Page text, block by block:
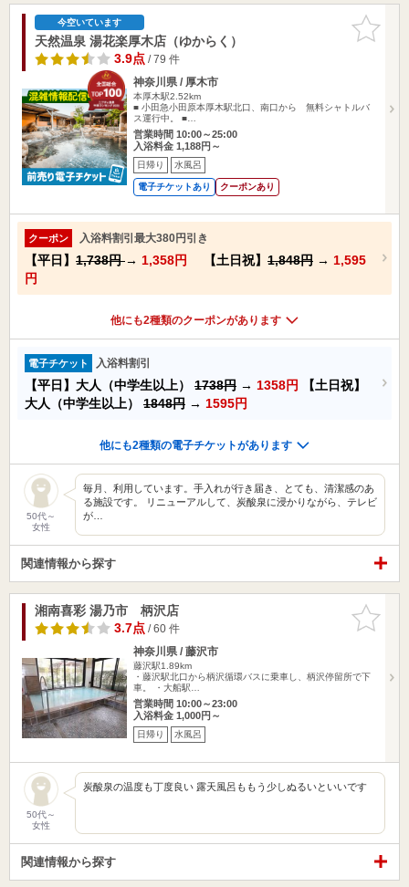
お気に入
りに追加
今空いています
天然温泉 湯花楽厚木店（ゆからく）
3.9点/ 79 件
神奈川県 / 厚木市
本厚木駅2.52km
■ 小田急小田原本厚木駅北口、南口から 無料シャトルバ
ス運行中。 ■…
営業時間 10:00～25:00
入浴料金 1,188円～
日帰り 水風呂
電子チケットあり クーポンあり
クーポン 入浴料割引最大380円引き
【平日】 1,738円→ 1,358円 【土日祝】 1,848円 → 1,595
円
他にも2種類のクーポンがあります
電子チケット 入浴料割引
【平日】大人（中学生以上） 1738円 → 1358円
【土日祝】
大人（中学生以上） 1848円 → 1595円
他にも2種類の電子チケットがあります
50代～
女性
毎月、利用しています。手入れが行き届き、とても、清潔感のあ
る施設です。 リニューアルして、炭酸泉に浸かりながら、テレビ
が…
関連情報から探す
お気に入
りに追加
湘南喜彩 湯乃市 柄沢店
3.7点/ 60 件
神奈川県 / 藤沢市
藤沢駅1.89km
・藤沢駅北口から柄沢循環バスに乗車し、柄沢停留所で下
車。 ・大船駅…
営業時間 10:00～23:00
入浴料金 1,000円～
日帰り 水風呂
50代～
女性
炭酸泉の温度も丁度良い 露天風呂ももう少しぬるいといいです
関連情報から探す